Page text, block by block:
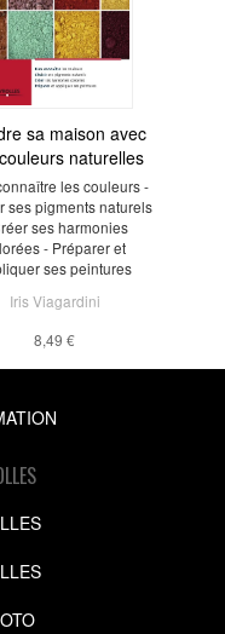
sa maison avec
naturelles
les couleurs -
ses pigments naturels
ses harmonies
- Préparer et
ses peintures
Iris Viagardini
8,49 €